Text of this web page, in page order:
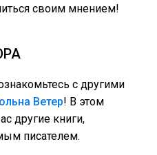
своим мнением!
с другими
Ветер! В этом
другие книги,
писателем.